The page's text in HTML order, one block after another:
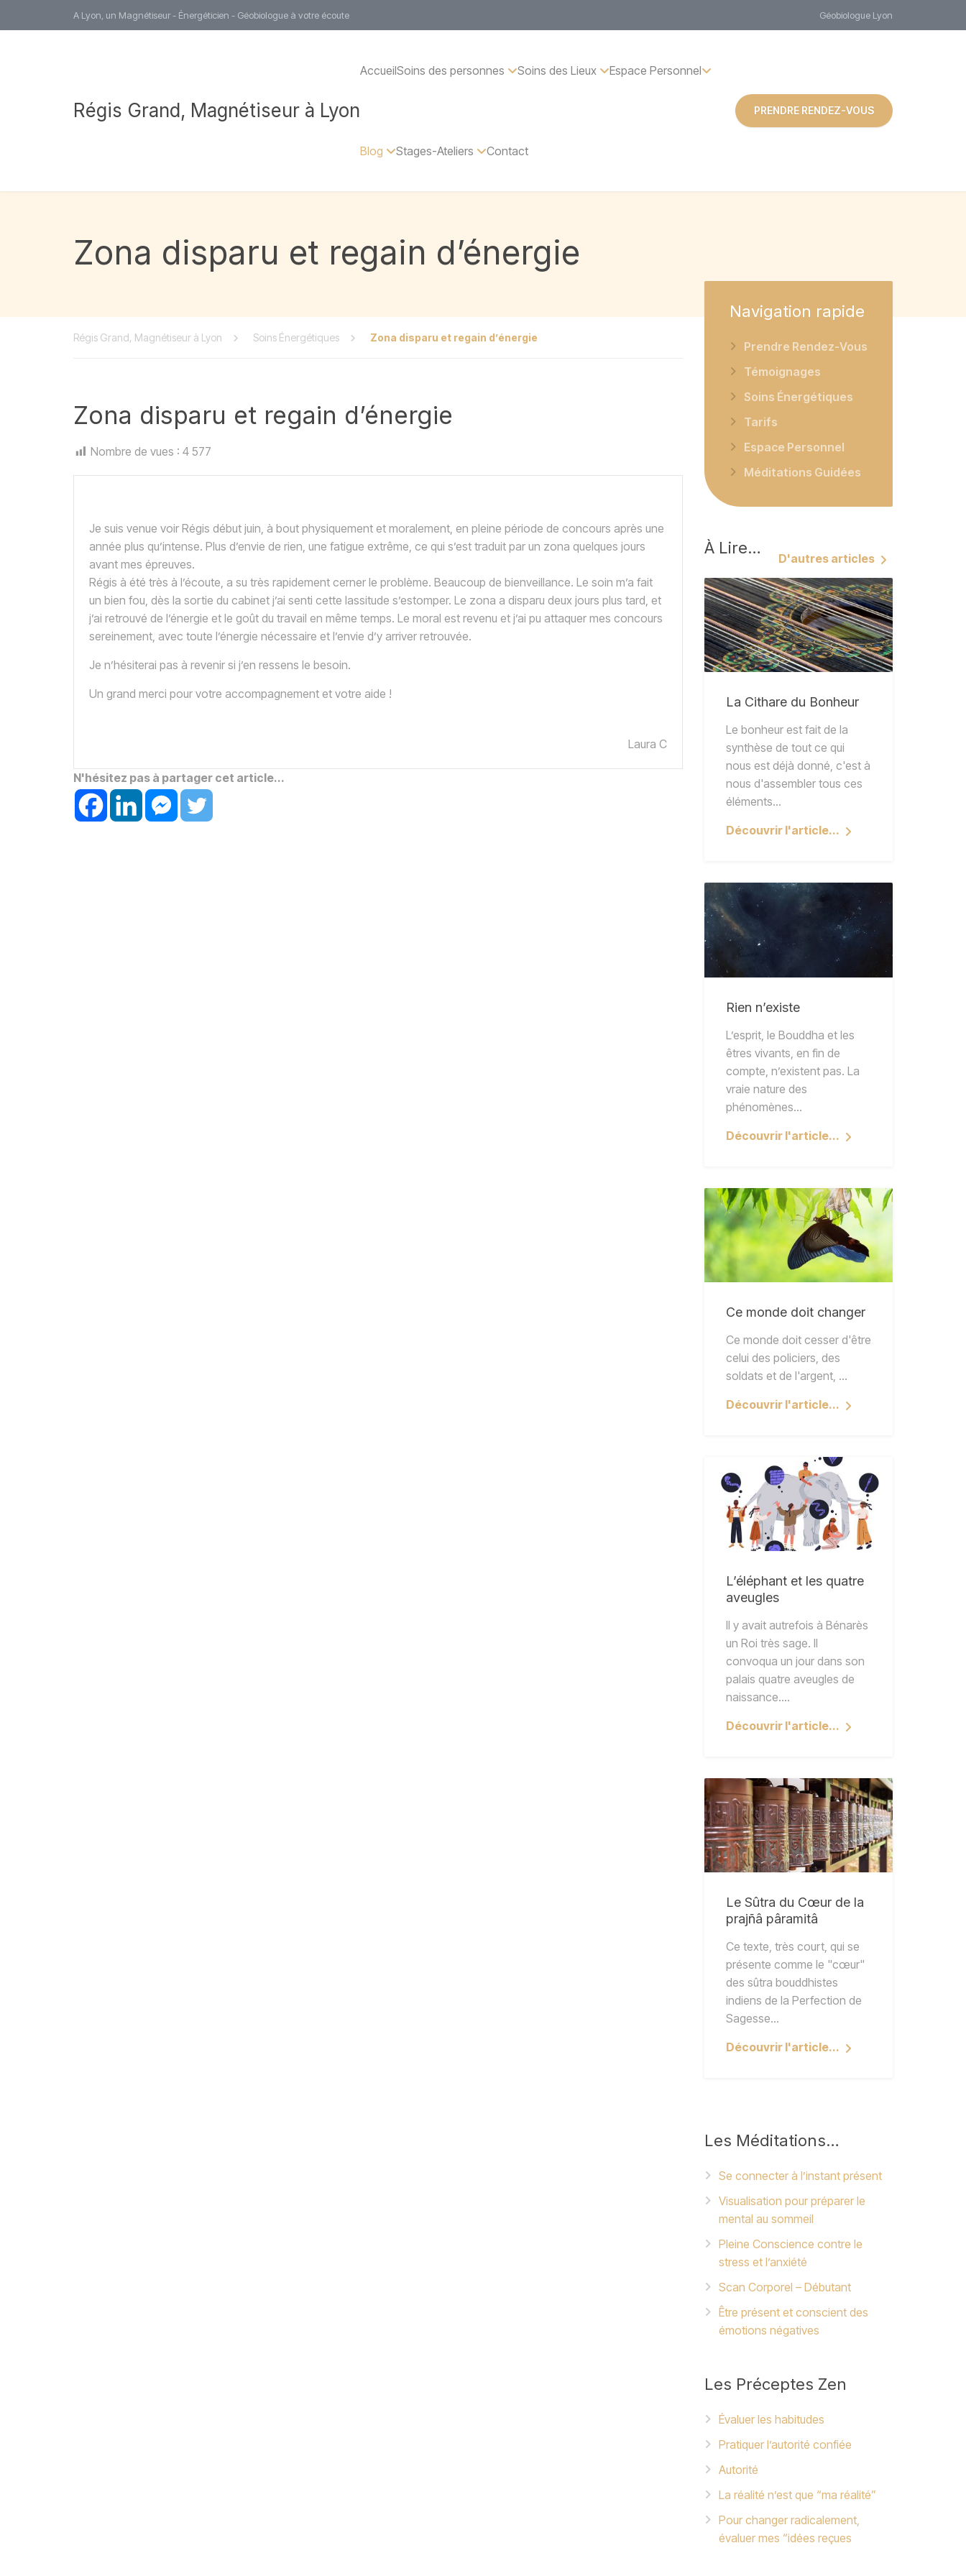
A Lyon, un Magnétiseur - Énergéticien - Géobiologue à votre écoute Géobiologue Lyon
Régis Grand, Magnétiseur à Lyon
AccueilSoins des personnes Soins des Lieux Espace Personnel
Blog Stages-Ateliers Contact
PRENDRE RENDEZ-VOUS
Zona disparu et regain d’énergie
Régis Grand, Magnétiseur à Lyon Soins Énergétiques Zona disparu et regain d’énergie
Zona disparu et regain d’énergie
Nombre de vues : 4 577
Je suis venue voir Régis début juin, à bout physiquement et moralement, en pleine période de concours après une
année plus qu’intense. Plus d’envie de rien, une fatigue extrême, ce qui s’est traduit par un zona quelques jours
avant mes épreuves.
Régis à été très à l’écoute, a su très rapidement cerner le problème. Beaucoup de bienveillance. Le soin m’a fait
un bien fou, dès la sortie du cabinet j’ai senti cette lassitude s’estomper. Le zona a disparu deux jours plus tard, et
j’ai retrouvé de l’énergie et le goût du travail en même temps. Le moral est revenu et j’ai pu attaquer mes concours
sereinement, avec toute l’énergie nécessaire et l’envie d’y arriver retrouvée.
Je n’hésiterai pas à revenir si j’en ressens le besoin.
Un grand merci pour votre accompagnement et votre aide !
Laura C
N'hésitez pas à partager cet article...
Navigation rapide
Prendre Rendez-Vous
Témoignages
Soins Énergétiques
Tarifs
Espace Personnel
Méditations Guidées
ÀLire…
D'autres articles
La Cithare du Bonheur
Le bonheur est fait de la
synthèse de tout ce qui
nous est déjà donné, c'est à
nous d'assembler tous ces
éléments…
Découvrir l'article...
Rien n’existe
L’esprit, le Bouddha et les
êtres vivants, en fin de
compte, n’existent pas. La
vraie nature des
phénomènes…
Découvrir l'article...
Ce monde doit changer
Ce monde doit cesser d'être
celui des policiers, des
soldats et de l'argent, ...
Découvrir l'article...
L’éléphant et les quatre
aveugles
Il y avait autrefois à Bénarès
un Roi très sage. Il
convoqua un jour dans son
palais quatre aveugles de
naissance.…
Découvrir l'article...
Le Sûtra du Cœur de la
prajñâ pâramitâ
Ce texte, très court, qui se
présente comme le "cœur"
des sûtra bouddhistes
indiens de la Perfection de
Sagesse…
Découvrir l'article...
Les Méditations…
Se connecter à l’instant présent
Visualisation pour préparer le
mental au sommeil
Pleine Conscience contre le
stress et l’anxiété
Scan Corporel – Débutant
Être présent et conscient des
émotions négatives
Les Préceptes Zen
Évaluer les habitudes
Pratiquer l’autorité confiée
Autorité
La réalité n’est que “ma réalité”
Pour changer radicalement,
évaluer mes “idées reçues